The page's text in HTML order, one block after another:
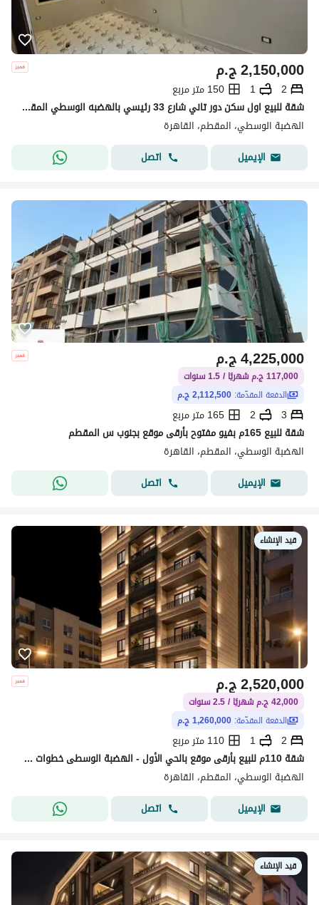
ج.م2,150,000
2
1
150 متر مربع
شقة للبيع اول سكن دور تاني شارع 33 رئيسي بالهضبه الوسطي المقطم
الهضبة الوسطي، المقطم، القاهرة
الإيميل
اتصل
ج.م4,225,000
117,000 ج.م شهريًا / 1.5 سنوات
الدفعة المقدّمة: 2,112,500 ج.م
3
2
165 متر مربع
شقة للبيع 165م بفيو مفتوح بأرقى موقع بجنوب س المقطم
الهضبة الوسطي، المقطم، القاهرة
الإيميل
اتصل
قيد الإنشاء
ج.م2,520,000
42,000 ج.م شهريًا / 2.5 سنوات
الدفعة المقدّمة: 1,260,000 ج.م
2
1
110 متر مربع
شقة 110م للبيع بأرقى موقع بالحي الأول - الهضبة الوسطى خطوات من محور ياسر رزق وقريبة من كافة الخدمات.
الهضبة الوسطي، المقطم، القاهرة
الإيميل
اتصل
قيد الإنشاء